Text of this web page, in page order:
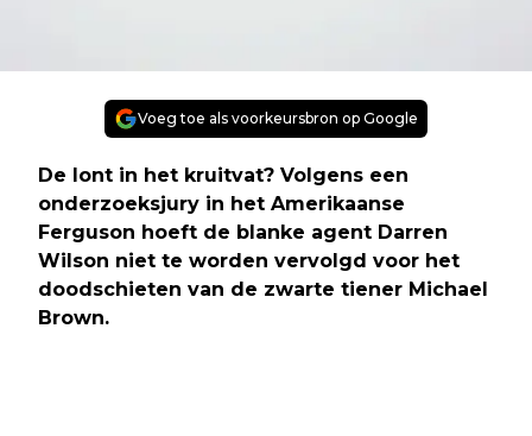
Voeg toe als voorkeursbron op Google
De lont in het kruitvat? Volgens een
onderzoeksjury in het Amerikaanse
Ferguson hoeft de blanke agent Darren
Wilson niet te worden vervolgd voor het
doodschieten van de zwarte tiener Michael
Brown.